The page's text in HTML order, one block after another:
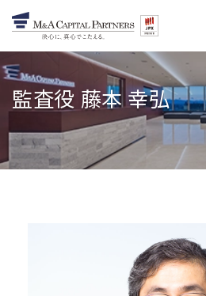
監査役 藤本 幸弘